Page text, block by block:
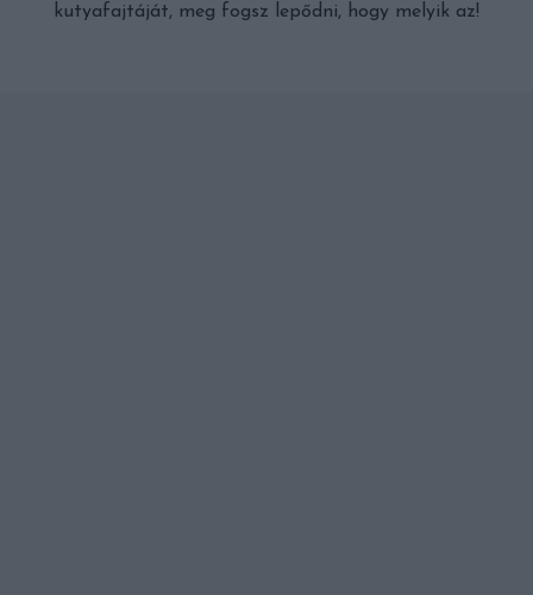
kutyafajtáját, meg fogsz lepődni, hogy melyik az!